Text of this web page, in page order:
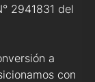
2941831 del
a
con